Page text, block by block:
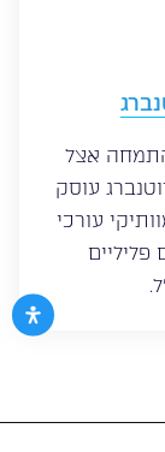
עורכי הדין משנת 1997, התמחה אצל
עוסק
שנה הינו מוותיקי עורכי
פליליים